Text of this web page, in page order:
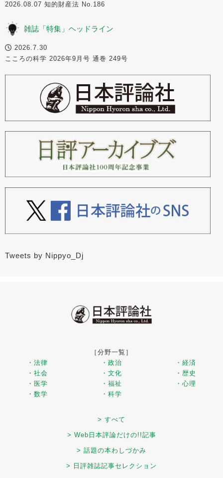
2026.08.07 知的財産法 No.186
雑誌「特集」ヘッドライン
2026.7.30
こころの科学 2026年9月号 通巻 249号
Tweets by Nippyo_Dj
［分野一覧］
・法律
・政治
・経済
・社会
・文化
・歴史
・医学
・福祉
・心理
・数学
・科学
> すべて
> Web日本評論だけの!!記事
> 話題の本わしづかみ
> 日評雑誌記事セレクション